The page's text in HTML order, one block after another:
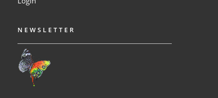
NEWSLETTER